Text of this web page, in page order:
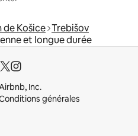
de Košice Trebišov
et longue durée
Inc.
générales